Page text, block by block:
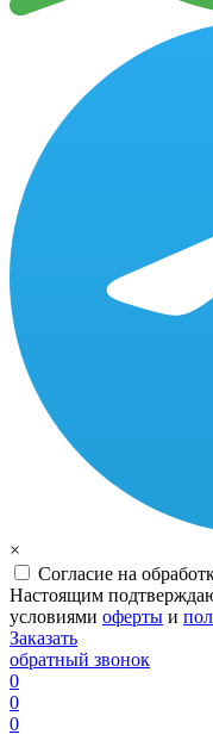
×
Согласие на
Настоящим
условиями оферты и
Заказать
обратный звонок
0
0
0